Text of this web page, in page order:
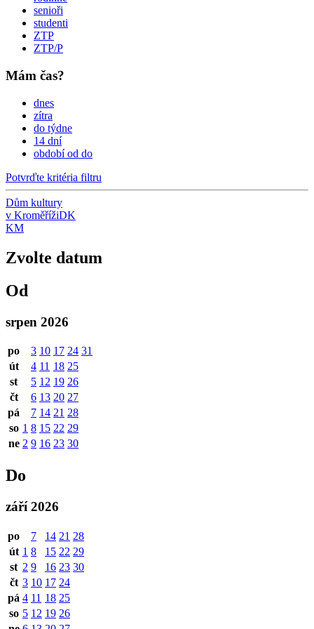
senioři
studenti
ZTP
ZTP/P
Mám čas?
dnes
zítra
do týdne
14 dní
období od do
Potvrďte kritéria filtru
Dům kultury
v KroměřížiDK
KM
Zvolte datum
Od
srpen 2026
po 3 10 17 24 31
út
4 11 18 25
st
5 12 19 26
čt
6 13 20 27
pá
7 14 21 28
so 1 8 15 22 29
ne 2 9 16 23 30
Do
září 2026
po 7 14 21 28
út 1 8 15 22 29
st 2 9 16 23 30
čt 3 10 17 24
pá 4 11 18 25
so 5 12 19 26